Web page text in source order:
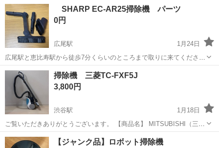
SHARP EC-AR25掃除機 パーツ
0円
広尾駅
1月24日
広尾駅と恵比寿駅から徒歩7分くらいのところまで取りに来てくださる
方に限ります。宜しくお願い致します。
東京 渋谷区 広尾駅 生活家電
掃除機 三菱TC-FXF5J
3,800円
渋谷駅
1月18日
ご覧いただきありがとうございます。 【商品名】 MITSUBISHI（三
菱） 掃除機 TC-FXF5J-A 2017年製 質量3.6kg 【方式】 紙パック式 ※
写真に写っているものが全てになります。 【状態】 中古品・動...
東京 渋谷区 生活家電
【ジャンク品】ロボット掃除機